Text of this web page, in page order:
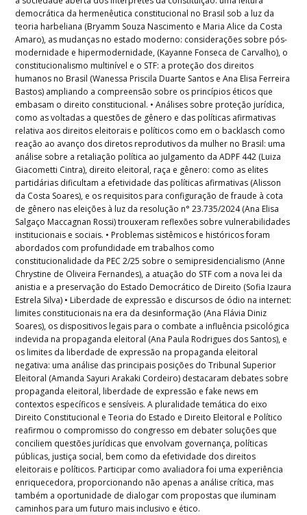
democrática da hermenêutica constitucional no Brasil sob a luz da
teoria harbeliana (Bryamm Souza Nascimento e Maria Alice da Costa
Amaro), as mudanças no estado moderno: considerações sobre pós-
modernidade e hipermodernidade, (Kayanne Fonseca de Carvalho), o
constitucionalismo multinível e o STF: a proteção dos direitos
humanos no Brasil (Wanessa Priscila Duarte Santos e Ana Elisa Ferreira
Bastos) ampliando a compreensão sobre os princípios éticos que
embasam o direito constitucional. • Análises sobre proteção jurídica,
como as voltadas a questões de gênero e das políticas afirmativas
relativa aos direitos eleitorais e políticos como em o backlasch como
reação ao avanço dos diretos reprodutivos da mulher no Brasil: uma
análise sobre a retaliação política ao julgamento da ADPF 442 (Luiza
Giacometti Cintra), direito eleitoral, raça e gênero: como as elites
partidárias dificultam a efetividade das políticas afirmativas (Alisson
da Costa Soares), e os requisitos para configuração de fraude à cota
de gênero nas eleições à luz da resolução n° 23.735/2024 (Ana Elisa
Salgaço Maccagnan Rossi) trouxeram reflexões sobre vulnerabilidades
institucionais e sociais. • Problemas sistêmicos e históricos foram
abordados com profundidade em trabalhos como
constitucionalidade da PEC 2/25 sobre o semipresidencialismo (Anne
Chrystine de Oliveira Fernandes), a atuação do STF com a nova lei da
anistia e a preservação do Estado Democrático de Direito (Sofia Izaura
Estrela Silva) • Liberdade de expressão e discursos de ódio na internet:
limites constitucionais na era da desinformação (Ana Flávia Diniz
Soares), os dispositivos legais para o combate a influência psicológica
indevida na propaganda eleitoral (Ana Paula Rodrigues dos Santos), e
os limites da liberdade de expressão na propaganda eleitoral
negativa: uma análise das principais posições do Tribunal Superior
Eleitoral (Amanda Sayuri Arakaki Cordeiro) destacaram debates sobre
propaganda eleitoral, liberdade de expressão e fake news em
contextos específicos e sensíveis. A pluralidade temática do eixo
Direito Constitucional e Teoria do Estado e Direito Eleitoral e Político
reafirmou o compromisso do congresso em debater soluções que
conciliem questões jurídicas que envolvam governança, políticas
públicas, justiça social, bem como da efetividade dos direitos
eleitorais e políticos. Participar como avaliadora foi uma experiência
enriquecedora, proporcionando não apenas a análise crítica, mas
também a oportunidade de dialogar com propostas que iluminam
caminhos para um futuro mais inclusivo e ético.